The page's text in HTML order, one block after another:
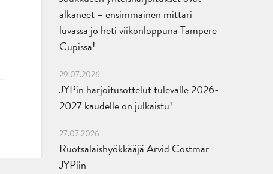
alkaneet – ensimmäinen mittari
luvassa jo heti viikonloppuna Tampere
Cupissa!
29.07.2026
JYPin harjoitusottelut tulevalle 2026-
2027 kaudelle on julkaistu!
27.07.2026
Ruotsalaishyökkääjä Arvid Costmar
JYPiin